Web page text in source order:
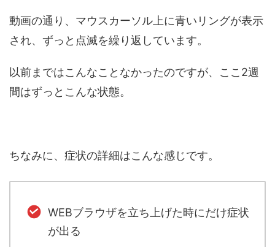
動画の通り、マウスカーソル上に青いリングが表示
され、ずっと点滅を繰り返しています。
以前まではこんなことなかったのですが、ここ2週
間はずっとこんな状態。
ちなみに、症状の詳細はこんな感じです。
WEBブラウザを立ち上げた時にだけ症状
が出る